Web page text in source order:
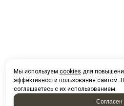
Мы используем cookies для
эффективности пользования сайтом.
соглашаетесь с их использованием.
Согласен